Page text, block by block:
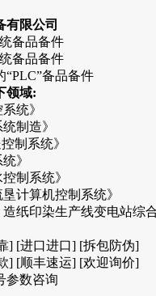
有限公司
备品备件
备品备件
“PLC”备品备件
领域:
统》
制造》
制系统》
》
制系统》
计算机控制系统》
纸印染生产线变电站综
] [进口进口] [拆包防伪]
] [顺丰速运] [欢迎询价]
参数咨询